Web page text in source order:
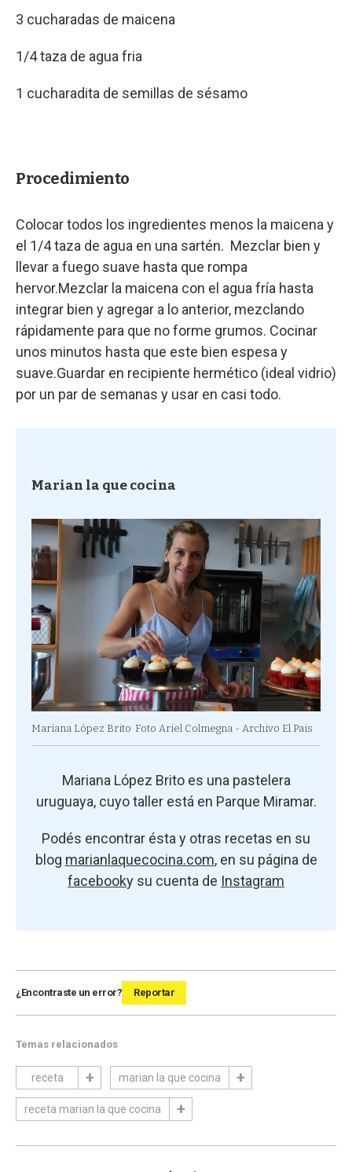
3 cucharadas de maicena
1/4 taza de agua fria
1 cucharadita de semillas de sésamo
Procedimiento
Colocar todos los ingredientes menos la maicena y
el 1/4 taza de agua en una sartén. Mezclar bien y
llevar a fuego suave hasta que rompa
hervor.Mezclar la maicena con el agua fría hasta
integrar bien y agregar a lo anterior, mezclando
rápidamente para que no forme grumos. Cocinar
unos minutos hasta que este bien espesa y
suave.Guardar en recipiente hermético (ideal vidrio)
por un par de semanas y usar en casi todo.
Marian la que cocina
Mariana López Brito Foto Ariel Colmegna - Archivo El Pais
Mariana López Brito es una pastelera
uruguaya, cuyo taller está en Parque Miramar.
Podés encontrar ésta y otras recetas en su
blog marianlaquecocina.com, en su página de
facebooky su cuenta de Instagram
¿Encontraste un error? Reportar
Temas relacionados
receta marian la que cocina
receta marian la que cocina